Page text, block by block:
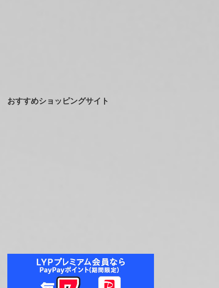
おすすめショッピングサイト